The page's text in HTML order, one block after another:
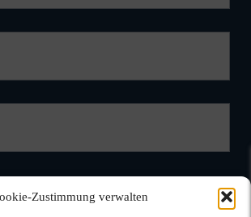
Zustimmung verwalten
zu, dass meine Daten elektronisch